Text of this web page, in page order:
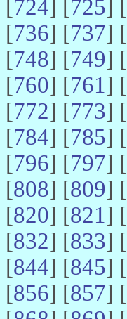
[724] [725] [
[736] [737] [
[748] [749] [
[760] [761] [
[772] [773] [
[784] [785] [
[796] [797] [
[808] [809] [
[820] [821] [
[832] [833] [
[844] [845] [
[856] [857] [